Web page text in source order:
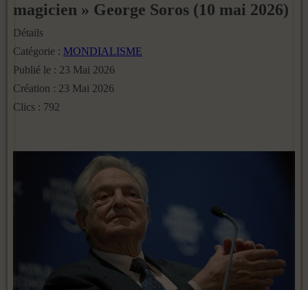
magicien » George Soros (10 mai 2026)
Détails
Catégorie : MONDIALISME
Publié le : 23 Mai 2026
Création : 23 Mai 2026
Clics : 792